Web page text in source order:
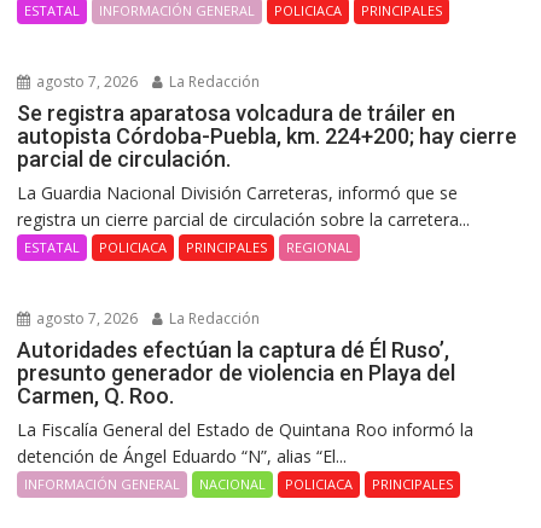
ESTATAL INFORMACIÓN GENERAL POLICIACA PRINCIPALES
agosto 7, 2026 La Redacción
Se registra aparatosa volcadura de tráiler en
autopista Córdoba-Puebla, km. 224+200; hay cierre
parcial de circulación.
La Guardia Nacional División Carreteras, informó que se
registra un cierre parcial de circulación sobre la carretera...
ESTATAL POLICIACA PRINCIPALES REGIONAL
agosto 7, 2026 La Redacción
Autoridades efectúan la captura dé Él Ruso’,
presunto generador de violencia en Playa del
Carmen, Q. Roo.
La Fiscalía General del Estado de Quintana Roo informó la
detención de Ángel Eduardo “N”, alias “El...
INFORMACIÓN GENERAL NACIONAL POLICIACA PRINCIPALES